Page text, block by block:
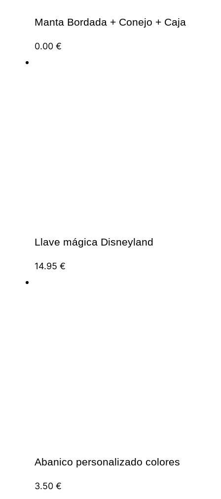
Manta Bordada + Conejo + Caja
0.00 €
Llave mágica Disneyland
14.95 €
Abanico personalizado colores
3.50 €